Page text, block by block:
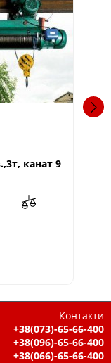
канат 9
Контакти
+38(073)-65-66-400
+38(096)-65-66-400
+38(066)-65-66-400